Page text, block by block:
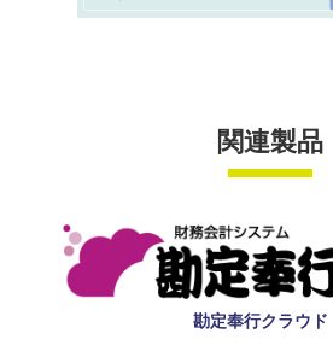
関連製品
勘定奉行クラウド